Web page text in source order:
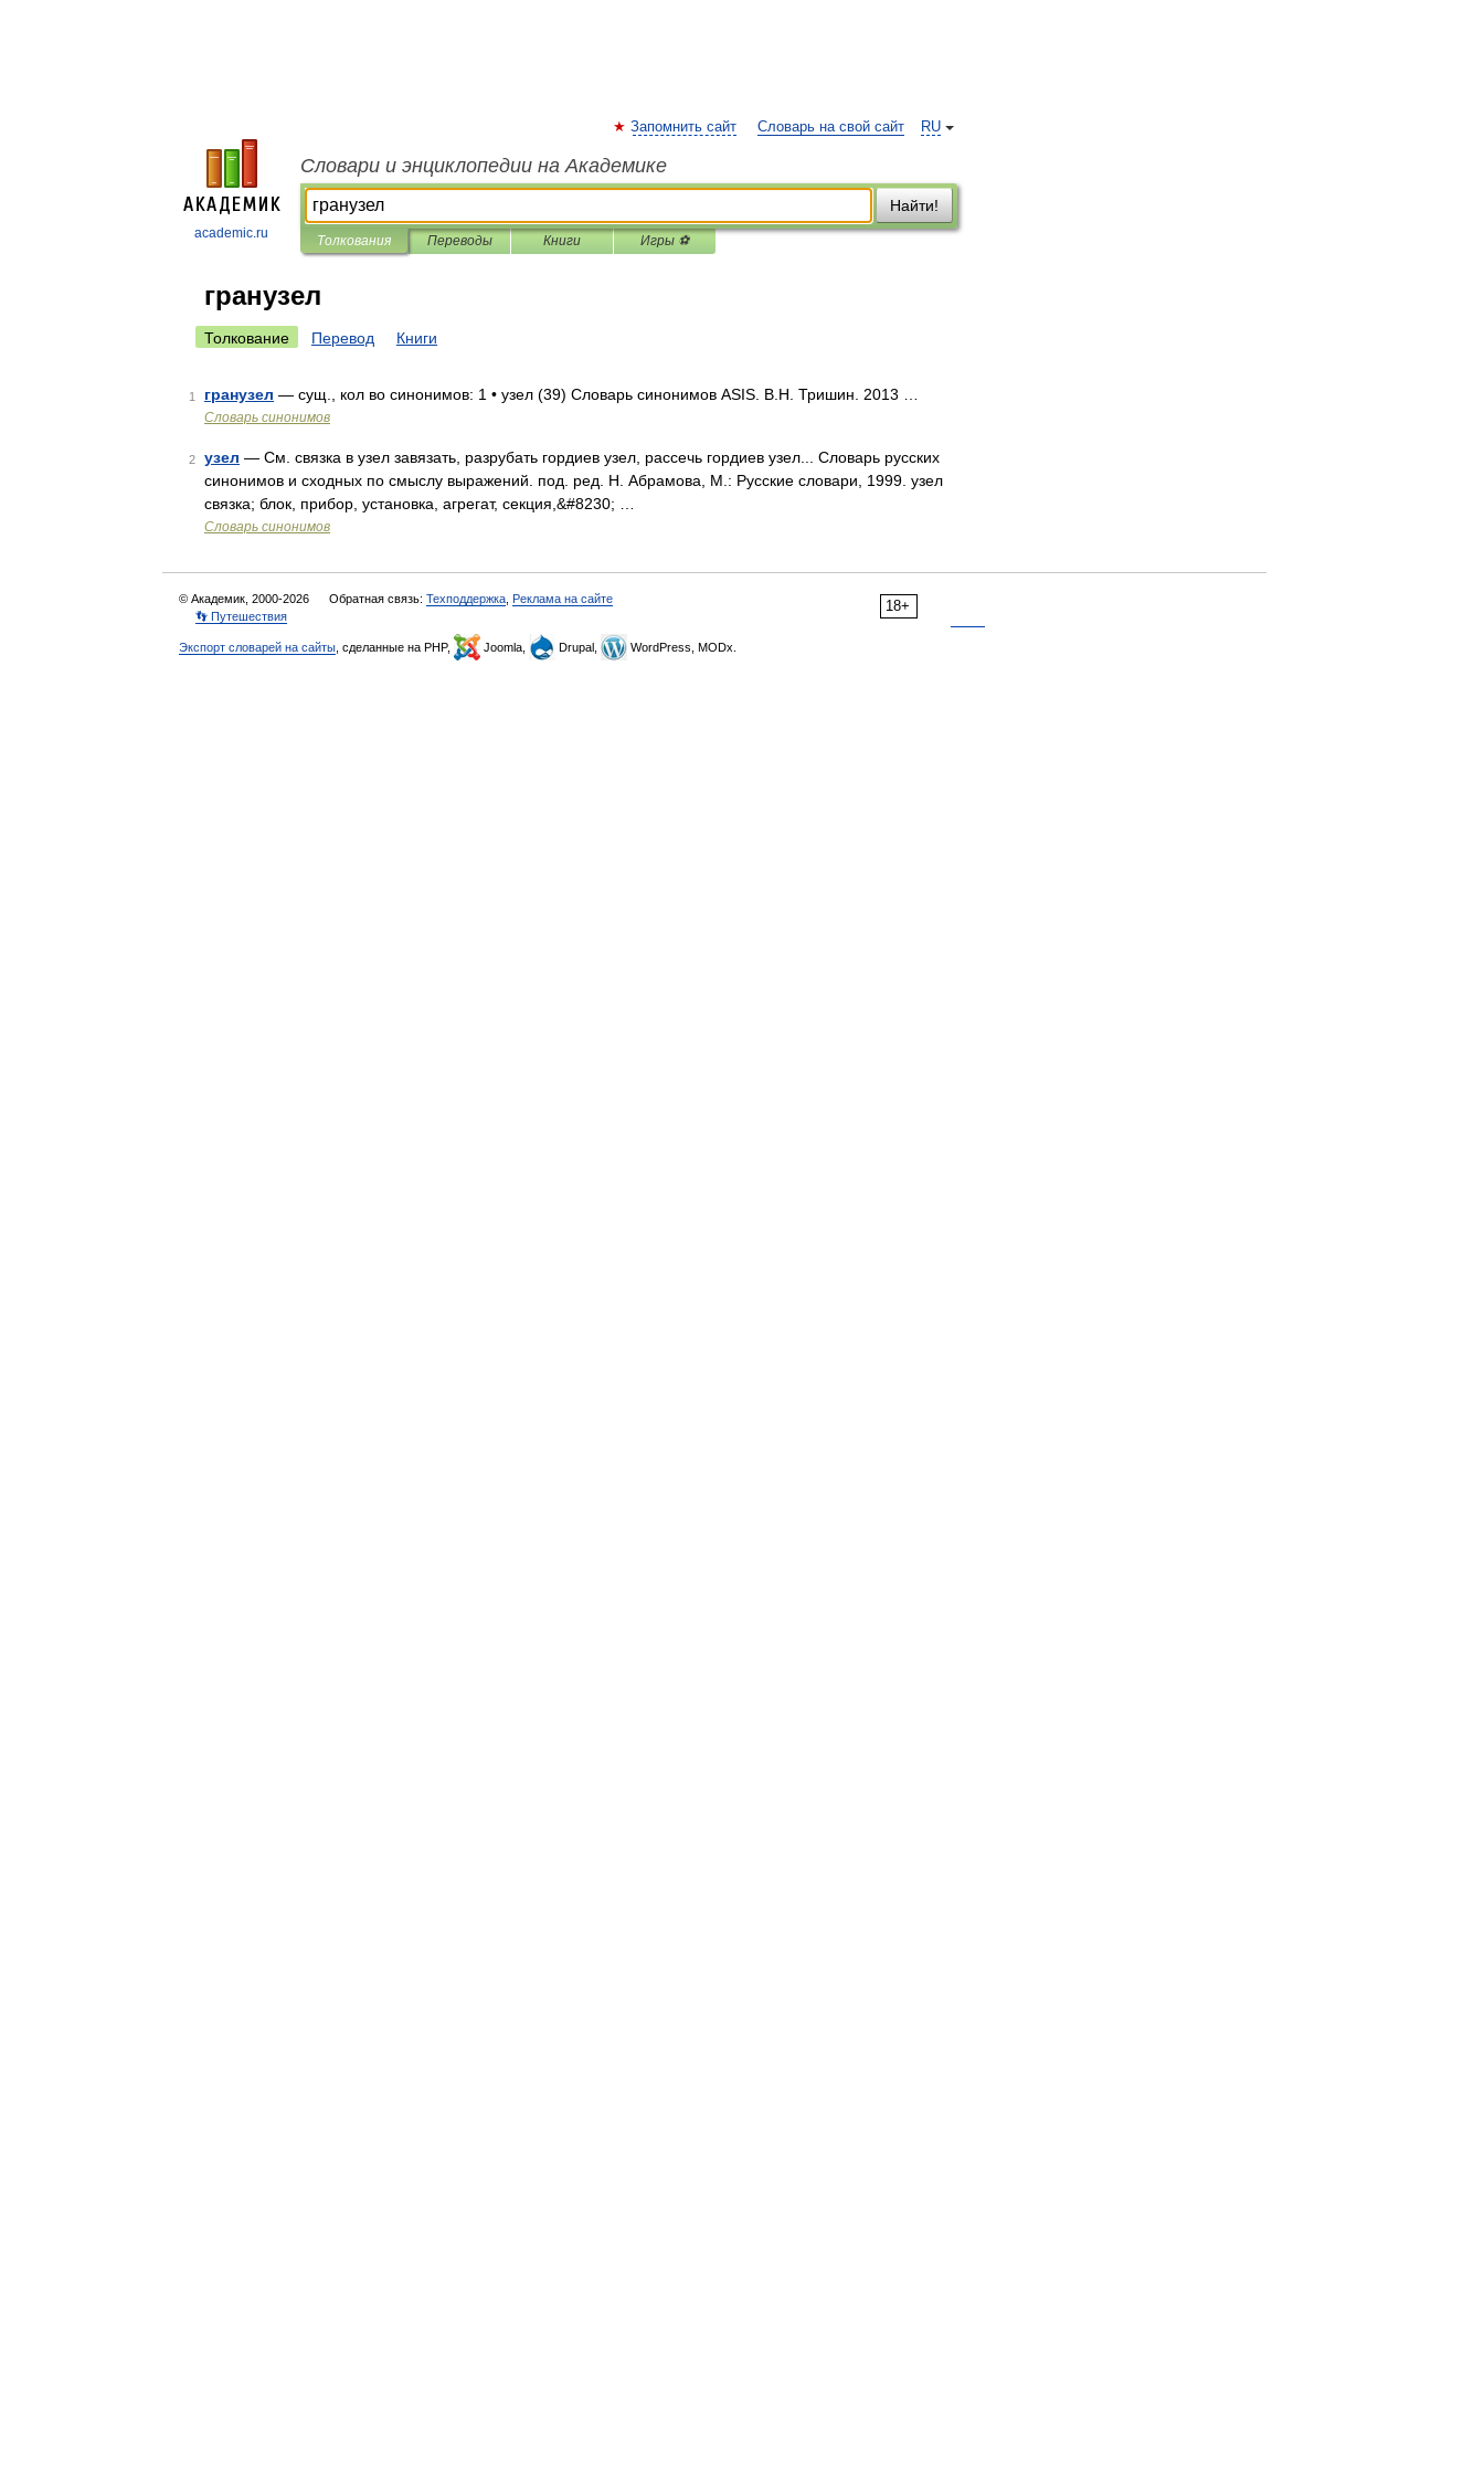
academic.ru
RU
Запомнить сайт Словарь на свой сайт
Словари и энциклопедии на Академике
Найти!
Толкования Переводы Книги Игры ⚽
гранузел
Толкование Перевод Книги
1 гранузел — сущ., кол во синонимов: 1 • узел (39) Словарь синонимов ASIS. В.Н. Тришин. 2013 …
Словарь синонимов
2 узел — См. связка в узел завязать, разрубать гордиев узел, рассечь гордиев узел... Словарь русских
синонимов и сходных по смыслу выражений. под. ред. Н. Абрамова, М.: Русские словари, 1999. узел
связка; блок, прибор, установка, агрегат, секция,&#8230; …
Словарь синонимов
18+
© Академик, 2000-2026 Обратная связь: Техподдержка Реклама на сайте
👣 Путешествия
Экспорт словарей на сайты , сделанные на PHP, Joomla, Drupal, WordPress, MODx.